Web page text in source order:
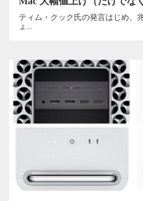
ティム・クック氏の発言はじめ、
ょ...